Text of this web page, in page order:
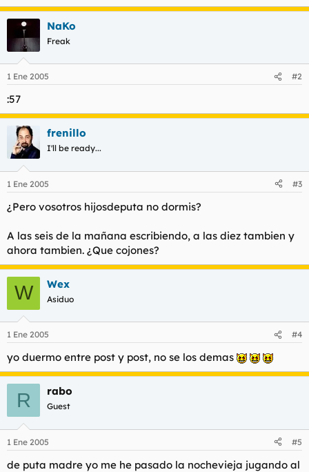
a
NaKo
Freak
1 Ene 2005 #2
:57
frenillo
I'll be ready...
1 Ene 2005 #3
¿Pero vosotros hijosdeputa no dormis?
A las seis de la mañana escribiendo, a las diez tambien y
ahora tambien. ¿Que cojones?
W Wex
Asiduo
1 Ene 2005 #4
yo duermo entre post y post, no se los demas
R rabo
Guest
1 Ene 2005 #5
de puta madre yo me he pasado la nochevieja jugando al